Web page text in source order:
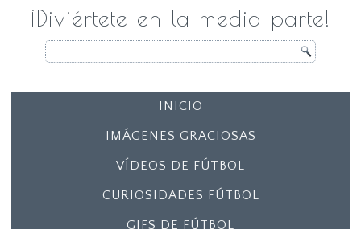
¡Diviértete en la media parte!
INICIO
IMÁGENES GRACIOSAS
VÍDEOS DE FÚTBOL
CURIOSIDADES FÚTBOL
GIFS DE FÚTBOL